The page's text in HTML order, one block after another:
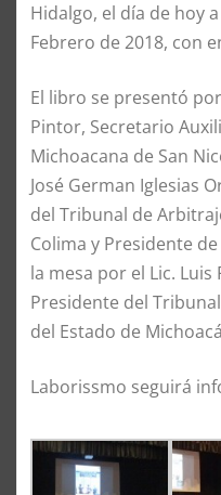
Hidalgo, el día de hoy
Febrero de 2018, con
El libro se presentó
Pintor, Secretario
Michoacana de San
José German Iglesias
del Tribunal de
Colima y Presidente
la mesa por el Lic.
Presidente del
del Estado de
Laborissmo seguirá